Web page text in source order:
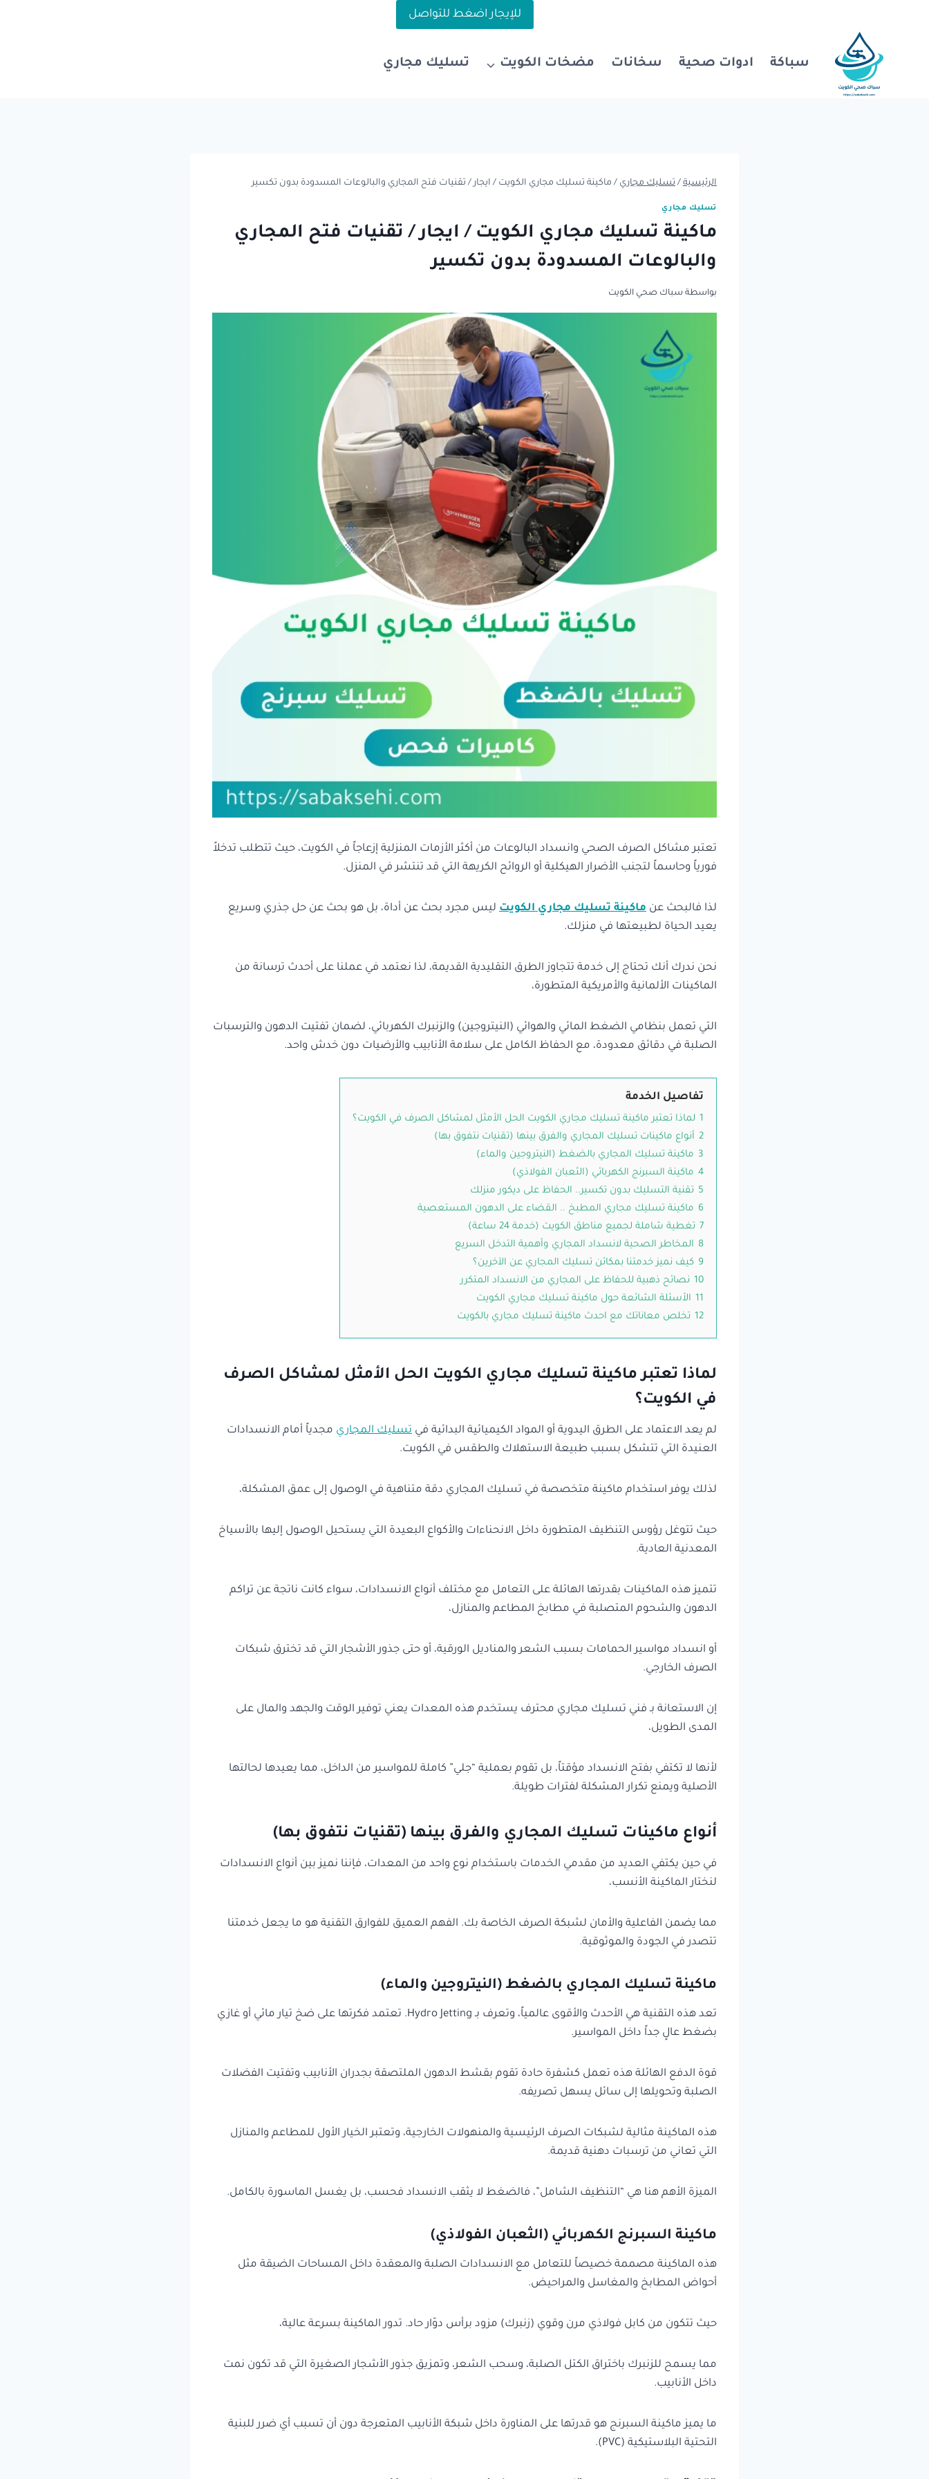
للإيجار اضغط للتواصل
سباكة ادوات صحية سخانات مضخات الكويت تسليك مجاري
الرئيسية / تسليك مجاري / ماكينة تسليك مجاري الكويت / ايجار / تقنيات فتح المجاري والبالوعات المسدودة بدون تكسير
تسليك مجاري
ماكينة تسليك مجاري الكويت / ايجار / تقنيات فتح المجاري
والبالوعات المسدودة بدون تكسير
بواسطة سباك صحي الكويت
تعتبر مشاكل الصرف الصحي وانسداد البالوعات من أكثر الأزمات المنزلية إزعاجاً في الكويت، حيث تتطلب تدخلاً
فورياً وحاسماً لتجنب الأضرار الهيكلية أو الروائح الكريهة التي قد تنتشر في المنزل.
لذا فالبحث عن ماكينة تسليك مجاري الكويت ليس مجرد بحث عن أداة، بل هو بحث عن حل جذري وسريع
يعيد الحياة لطبيعتها في منزلك.
نحن ندرك أنك تحتاج إلى خدمة تتجاوز الطرق التقليدية القديمة، لذا نعتمد في عملنا على أحدث ترسانة من
الماكينات الألمانية والأمريكية المتطورة،
التي تعمل بنظامي الضغط المائي والهوائي (النيتروجين) والزنبرك الكهربائي، لضمان تفتيت الدهون والترسبات
الصلبة في دقائق معدودة، مع الحفاظ الكامل على سلامة الأنابيب والأرضيات دون خدش واحد.
تفاصيل الخدمة
1 لماذا تعتبر ماكينة تسليك مجاري الكويت الحل الأمثل لمشاكل الصرف في الكويت؟
2 أنواع ماكينات تسليك المجاري والفرق بينها (تقنيات نتفوق بها)
3 ماكينة تسليك المجاري بالضغط (النيتروجين والماء)
4 ماكينة السبرنج الكهربائي (الثعبان الفولاذي)
5 تقنية التسليك بدون تكسير.. الحفاظ على ديكور منزلك
6 ماكينة تسليك مجاري المطبخ .. القضاء على الدهون المستعصية
7 تغطية شاملة لجميع مناطق الكويت (خدمة 24 ساعة)
8 المخاطر الصحية لانسداد المجاري وأهمية التدخل السريع
9 كيف نميز خدمتنا بمكائن تسليك المجاري عن الآخرين؟
10 نصائح ذهبية للحفاظ على المجاري من الانسداد المتكرر
11 الأسئلة الشائعة حول ماكينة تسليك مجاري الكويت
12 تخلص معاناتك مع احدث ماكينة تسليك مجاري بالكويت
لماذا تعتبر ماكينة تسليك مجاري الكويت الحل الأمثل لمشاكل الصرف
في الكويت؟
لم يعد الاعتماد على الطرق اليدوية أو المواد الكيميائية البدائية في تسليك المجاري مجدياً أمام الانسدادات
العنيدة التي تتشكل بسبب طبيعة الاستهلاك والطقس في الكويت.
لذلك يوفر استخدام ماكينة متخصصة في تسليك المجاري دقة متناهية في الوصول إلى عمق المشكلة،
حيث تتوغل رؤوس التنظيف المتطورة داخل الانحناءات والأكواع البعيدة التي يستحيل الوصول إليها بالأسياخ
المعدنية العادية.
تتميز هذه الماكينات بقدرتها الهائلة على التعامل مع مختلف أنواع الانسدادات، سواء كانت ناتجة عن تراكم
الدهون والشحوم المتصلبة في مطابخ المطاعم والمنازل،
أو انسداد مواسير الحمامات بسبب الشعر والمناديل الورقية، أو حتى جذور الأشجار التي قد تخترق شبكات
الصرف الخارجي.
إن الاستعانة بـ فني تسليك مجاري محترف يستخدم هذه المعدات يعني توفير الوقت والجهد والمال على
المدى الطويل،
لأنها لا تكتفي بفتح الانسداد مؤقتاً، بل تقوم بعملية “جلي” كاملة للمواسير من الداخل، مما يعيدها لحالتها
الأصلية ويمنع تكرار المشكلة لفترات طويلة.
أنواع ماكينات تسليك المجاري والفرق بينها (تقنيات نتفوق بها)
في حين يكتفي العديد من مقدمي الخدمات باستخدام نوع واحد من المعدات، فإننا نميز بين أنواع الانسدادات
لنختار الماكينة الأنسب،
مما يضمن الفاعلية والأمان لشبكة الصرف الخاصة بك. الفهم العميق للفوارق التقنية هو ما يجعل خدمتنا
تتصدر في الجودة والموثوقية.
ماكينة تسليك المجاري بالضغط (النيتروجين والماء)
تعد هذه التقنية هي الأحدث والأقوى عالمياً، وتعرف بـ Hydro Jetting. تعتمد فكرتها على ضخ تيار مائي أو غازي
بضغط عالٍ جداً داخل المواسير.
قوة الدفع الهائلة هذه تعمل كشفرة حادة تقوم بقشط الدهون الملتصقة بجدران الأنابيب وتفتيت الفضلات
الصلبة وتحويلها إلى سائل يسهل تصريفه.
هذه الماكينة مثالية لشبكات الصرف الرئيسية والمنهولات الخارجية، وتعتبر الخيار الأول للمطاعم والمنازل
التي تعاني من ترسبات دهنية قديمة.
الميزة الأهم هنا هي “التنظيف الشامل”، فالضغط لا يثقب الانسداد فحسب، بل يغسل الماسورة بالكامل.
ماكينة السبرنج الكهربائي (الثعبان الفولاذي)
هذه الماكينة مصممة خصيصاً للتعامل مع الانسدادات الصلبة والمعقدة داخل المساحات الضيقة مثل
أحواض المطابخ والمغاسل والمراحيض.
حيث تتكون من كابل فولاذي مرن وقوي (زنبرك) مزود برأس دوّار حاد. تدور الماكينة بسرعة عالية،
مما يسمح للزنبرك باختراق الكتل الصلبة، وسحب الشعر، وتمزيق جذور الأشجار الصغيرة التي قد تكون نمت
داخل الأنابيب.
ما يميز ماكينة السبرنج هو قدرتها على المناورة داخل شبكة الأنابيب المتعرجة دون أن تسبب أي ضرر للبنية
التحتية البلاستيكية (PVC).